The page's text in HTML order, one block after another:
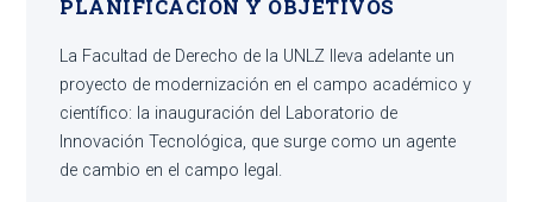
PLANIFICACIÓN Y OBJETIVOS
La Facultad de Derecho de la UNLZ lleva adelante un
proyecto de modernización en el campo académico y
científico: la inauguración del Laboratorio de
Innovación Tecnológica, que surge como un agente
de cambio en el campo legal.